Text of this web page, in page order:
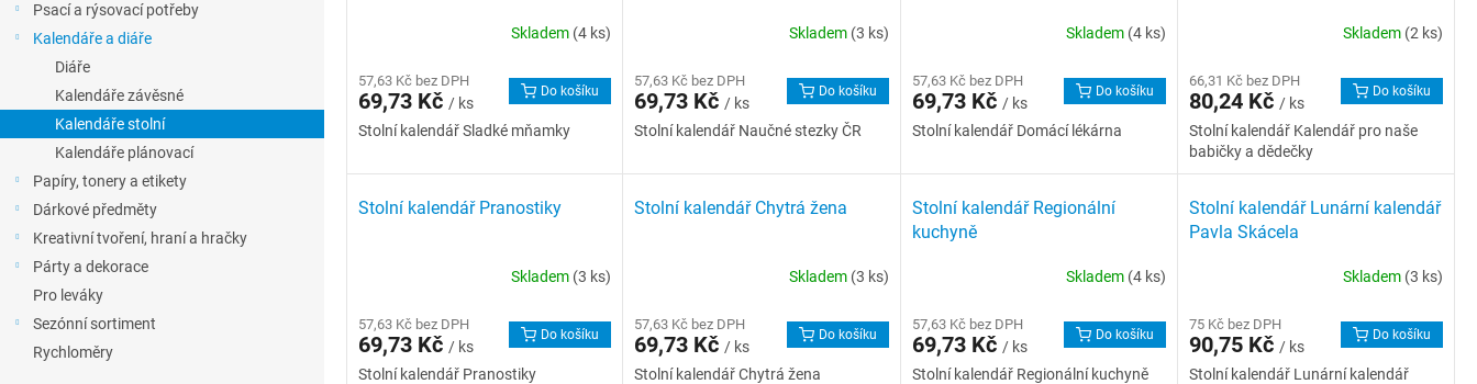
Psací a rýsovací potřeby
Kalendáře a diáře
Diáře
Kalendáře závěsné
Kalendáře stolní
Kalendáře plánovací
Papíry, tonery a etikety
Dárkové předměty
Kreativní tvoření, hraní a hračky
Párty a dekorace
Pro leváky
Sezónní sortiment
Rychloměry
k
Skladem (4 ks)
57,63 Kč bez DPH
69,73 Kč / ks
Do košíku
Stolní kalendář Sladké mňamky
Skladem (3 ks)
57,63 Kč bez DPH
69,73 Kč/ ks
Do košíku
Stolní kalendář Naučné stezky ČR
Skladem (4 ks)
57,63 Kč bez DPH
69,73 Kč / ks
Do košíku
Stolní kalendář Domácí lékárna
Skladem (2 ks)
66,31 Kč bez DPH
80,24 Kč / ks
Do košíku
Stolní kalendář Kalendář pro naše
babičky a dědečky
Stolní kalendář Pranostiky
Skladem (3 ks)
57,63 Kč bez DPH
69,73 Kč / ks
Do košíku
Stolní kalendář Pranostiky
Stolní kalendář Chytrá žena
Skladem (3 ks)
57,63 Kč bez DPH
69,73 Kč/ ks
Do košíku
Stolní kalendář Chytrá žena
Stolní kalendář Regionální
kuchyně
Skladem (4 ks)
57,63 Kč bez DPH
69,73 Kč / ks
Do košíku
Stolní kalendář Regionální kuchyně
Stolní kalendář Lunární kalendář
Pavla Skácela
Skladem (3 ks)
75 Kč bez DPH
90,75 Kč / ks
Do košíku
Stolní kalendář Lunární kalendář